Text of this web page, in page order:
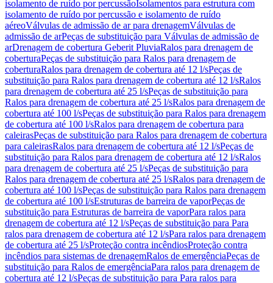
isolamento de ruído por percussãoIsolamentos para estrutura com
isolamento de ruído por percussão e isolamento de ruído
aéreoVálvulas de admissão de ar para drenagemVálvulas de
admissão de arPeças de substituição para Válvulas de admissão de
arDrenagem de cobertura Geberit PluviaRalos para drenagem de
coberturaPeças de substituição para Ralos para drenagem de
coberturaRalos para drenagem de cobertura até 12 l/sPeças de
substituição para Ralos para drenagem de cobertura até 12 l/sRalos
para drenagem de cobertura até 25 l/sPeças de substituição para
Ralos para drenagem de cobertura até 25 l/sRalos para drenagem de
cobertura até 100 l/sPeças de substituição para Ralos para drenagem
de cobertura até 100 l/sRalos para drenagem de cobertura para
caleirasPeças de substituição para Ralos para drenagem de cobertura
para caleirasRalos para drenagem de cobertura até 12 l/sPeças de
substituição para Ralos para drenagem de cobertura até 12 l/sRalos
para drenagem de cobertura até 25 l/sPeças de substituição para
Ralos para drenagem de cobertura até 25 l/sRalos para drenagem de
cobertura até 100 l/sPeças de substituição para Ralos para drenagem
de cobertura até 100 l/sEstruturas de barreira de vaporPeças de
substituição para Estruturas de barreira de vaporPara ralos para
drenagem de cobertura até 12 l/sPeças de substituição para Para
ralos para drenagem de cobertura até 12 l/sPara ralos para drenagem
de cobertura até 25 l/sProteção contra incêndiosProteção contra
incêndios para sistemas de drenagemRalos de emergênciaPeças de
substituição para Ralos de emergênciaPara ralos para drenagem de
cobertura até 12 l/sPeças de substituição para Para ralos para